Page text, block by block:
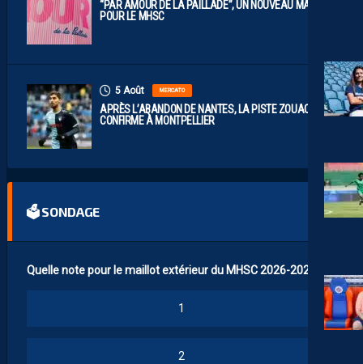
“PAR AMOUR DE LA PAILLADE”, UN NOUVEAU MAILLOT
POUR LE MHSC
5 Août MERCATO
APRÈS L’ABANDON DE NANTES, LA PISTE ZOUAOUI SE
CONFIRME À MONTPELLIER
🗳 SONDAGE
Quelle note pour le maillot extérieur du MHSC 2026-2027 ?
1
2